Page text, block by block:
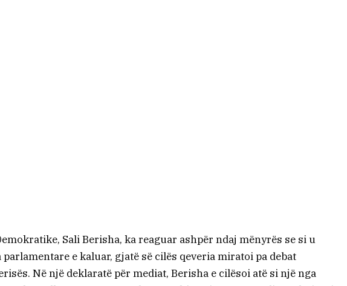
Sali Berisha, ka reaguar ashpër ndaj mënyrës se si u
e kaluar, gjatë së cilës qeveria miratoi pa debat
Në një deklaratë për mediat, Berisha e cilësoi atë si një nga